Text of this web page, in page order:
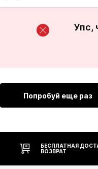
Упс,
Попробуй еще раз
БЕСПЛАТНАЯ
ВОЗВРАТ